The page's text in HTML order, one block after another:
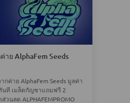
ย AlphaFem Seeds
ค่าย AlphaFem Seeds มูลค่า
นที เมล็ดกัญชาแถมฟรี 2
วนลด ALPHAFEMPROMO